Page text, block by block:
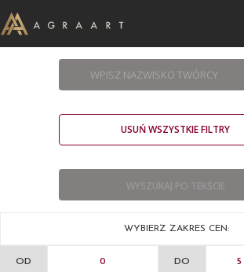
USUŃ WSZYSTKIE FILTRY
WYBIERZ ZAKRES CEN:
OD DO